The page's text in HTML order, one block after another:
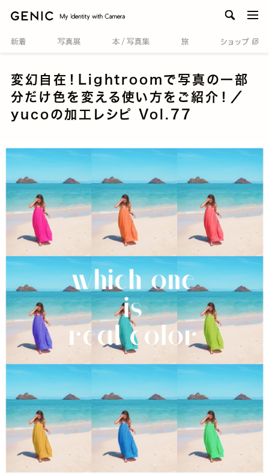
変幻自在！Lightroomで写真の一部
分だけ色を変える使い方をご紹介！／
yucoの加工レシピ Vol.77